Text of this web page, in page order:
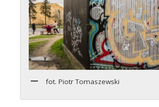
fot. Piotr Tomaszewski